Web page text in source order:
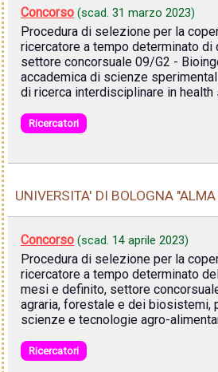
Concorso (scad. 31 marzo 2023)
Procedura di selezione per la
ricercatore a tempo determinato di
settore concorsuale 09/G2 -
accademica di scienze
di ricerca interdisciplinare in health
Ricercatori
UNIVERSITA' DI BOLOGNA
Concorso (scad. 14 aprile 2023)
Procedura di selezione per la
ricercatore a tempo determinato
mesi e definito, settore
agraria, forestale e dei biosistemi,
scienze e tecnologie agro-
Ricercatori